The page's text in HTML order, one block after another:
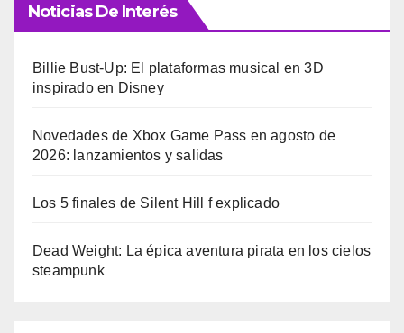
Noticias De Interés
Billie Bust-Up: El plataformas musical en 3D
inspirado en Disney
Novedades de Xbox Game Pass en agosto de
2026: lanzamientos y salidas
Los 5 finales de Silent Hill f explicado
Dead Weight: La épica aventura pirata en los cielos
steampunk